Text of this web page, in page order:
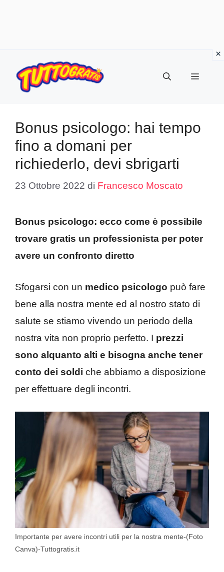
contenuto
Menu
Bonus psicologo: hai tempo
fino a domani per
richiederlo, devi sbrigarti
23 Ottobre 2022 di Francesco Moscato
Bonus psicologo: ecco come è possibile
trovare gratis un professionista per poter
avere un confronto diretto
Sfogarsi con un medico psicologo può fare
bene alla nostra mente ed al nostro stato di
salute se stiamo vivendo un periodo della
nostra vita non proprio perfetto. I prezzi
sono alquanto alti e bisogna anche tener
conto dei soldi che abbiamo a disposizione
per effettuare degli incontri.
Importante per avere incontri utili per la nostra mente-(Foto
Canva)-Tuttogratis.it